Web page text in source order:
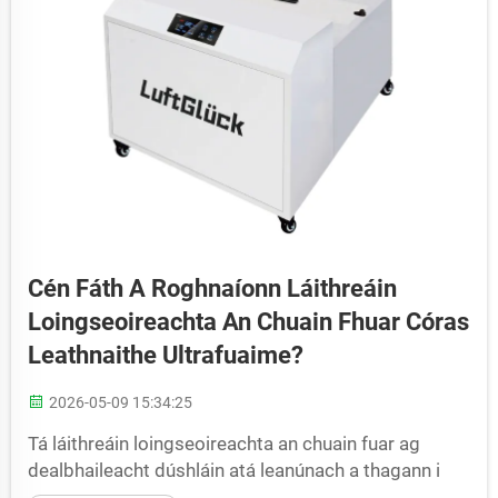
Cén Fáth A Roghnaíonn Láithreáin
Loingseoireachta An Chuain Fhuar Córas
Leathnaithe Ultrafuaime?
2026-05-09 15:34:25
Tá láithreáin loingseoireachta an chuain fuar ag
dealbhaileacht dúshláin atá leanúnach a thagann i